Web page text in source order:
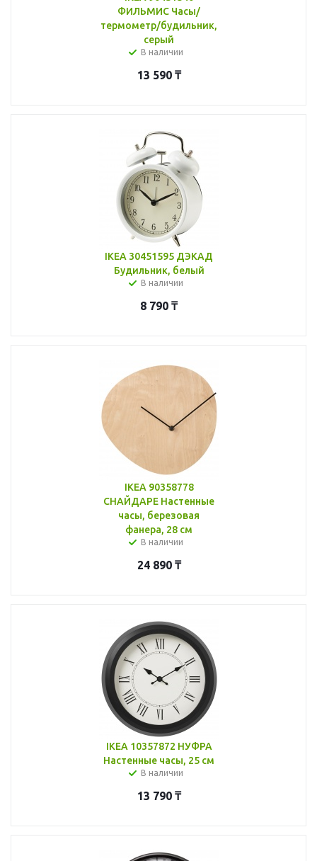
ФИЛЬМИС Часы/
термометр/будильник,
серый
В наличии
13 590₸
IKEA 30451595 ДЭКАД
Будильник, белый
В наличии
8 790 ₸
IKEA 90358778
СНАЙДАРЕ Настенные
часы, березовая
фанера, 28 см
В наличии
24 890₸
IKEA 10357872 НУФРА
Настенные часы, 25 см
В наличии
13 790₸